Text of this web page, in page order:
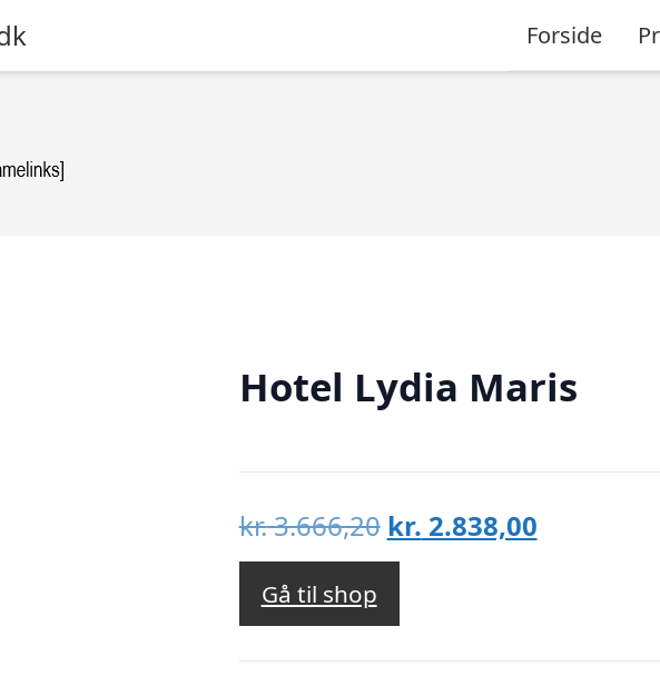
Forside
Hotel Lydia Maris
kr.3.666,20 Den
oprindelige
var:
kr. 3.666,20.
kr. 2.838,00Den
kr.
Gå til shop